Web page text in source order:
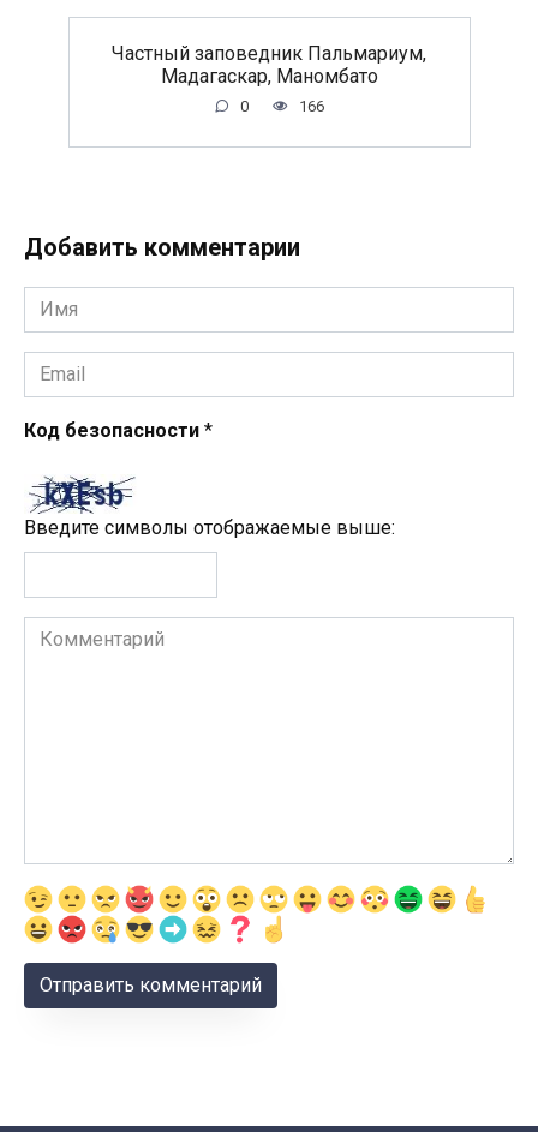
Частный заповедник Пальмариум,
Мадагаскар, Маномбато
0 166
Добавить комментарии
Имя
*
Email
*
Код безопасности *
Введите символы отображаемые выше:
Комментарий